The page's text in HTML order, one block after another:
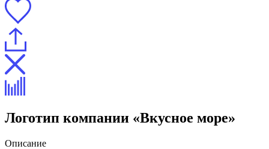
Логотип компании «Вкусное море»
Описание